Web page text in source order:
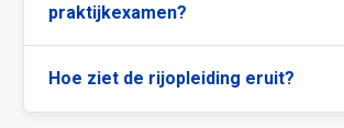
praktijkexamen?
Hoe ziet de rijopleiding eruit?